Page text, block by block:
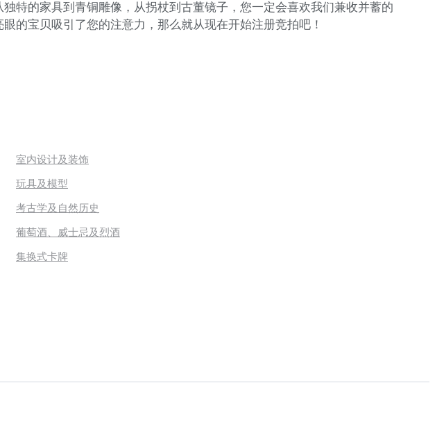
特的家具到青铜雕像，从拐杖到古董镜子，您一定会喜欢我们兼收并蓄的
的宝贝吸引了您的注意力，那么就从现在开始注册竞拍吧！
室内设计及装饰
玩具及模型
考古学及自然历史
葡萄酒、威士忌及烈酒
集换式卡牌